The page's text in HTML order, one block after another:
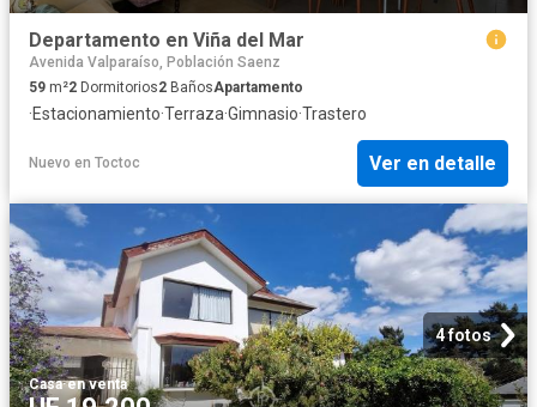
Departamento en Viña del Mar
Avenida Valparaíso, Población Saenz
59 m²2 Dormitorios2 BañosApartamento
·Estacionamiento·Terraza·Gimnasio·Trastero
Nuevo en Toctoc Ver en detalle
4 fotos
Casa·en venta